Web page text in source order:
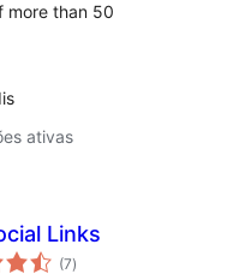
more than 50
ativas
Links
(7total
de
)